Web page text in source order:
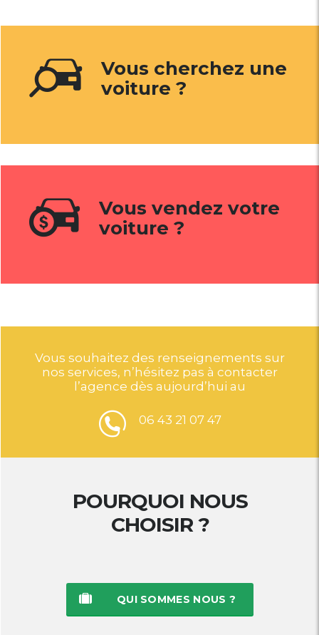
Vous cherchez une
voiture ?
Vous vendez votre
voiture ?
Vous souhaitez des renseignements sur
nos services, n’hésitez pas à contacter
l’agence dès aujourd’hui au
06 43 21 07 47
POURQUOI NOUS
CHOISIR ?
QUI SOMMES NOUS ?